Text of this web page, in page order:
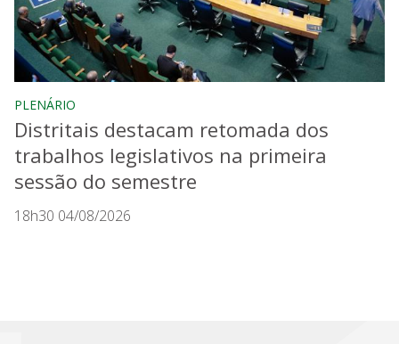
PLENÁRIO
Distritais destacam retomada dos
trabalhos legislativos na primeira
sessão do semestre
18h30 04/08/2026